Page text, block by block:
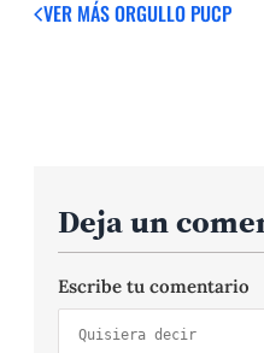
VER MÁSORGULLO PUCP
Deja un
Escribe tu comentario